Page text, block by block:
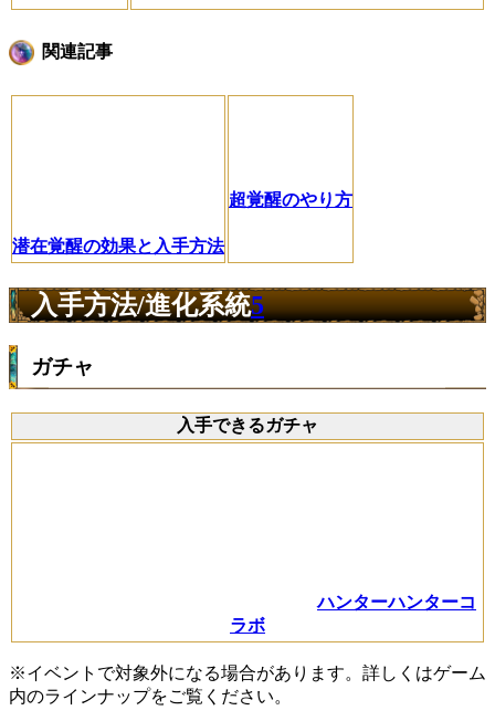
関連記事
潜在覚醒の効果と入手方法
超覚醒のやり方
入手方法/進化系統5
ガチャ
入手できるガチャ
ハンターハンターコ
ラボ
※イベントで対象外になる場合があります。詳しくはゲーム
内のラインナップをご覧ください。